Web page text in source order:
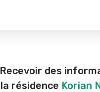
Recevoir des
la résidence Korian